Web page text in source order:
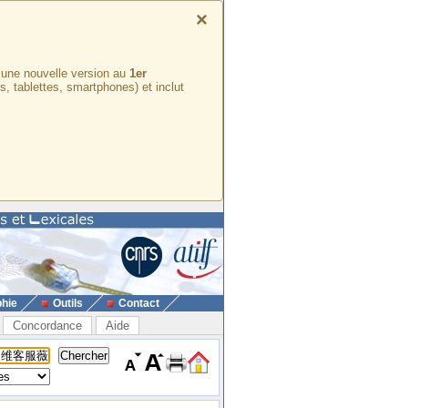
×
nouvelle version au 1er
tablettes, smartphones) et inclut
Outils Contact
Concordance Aide